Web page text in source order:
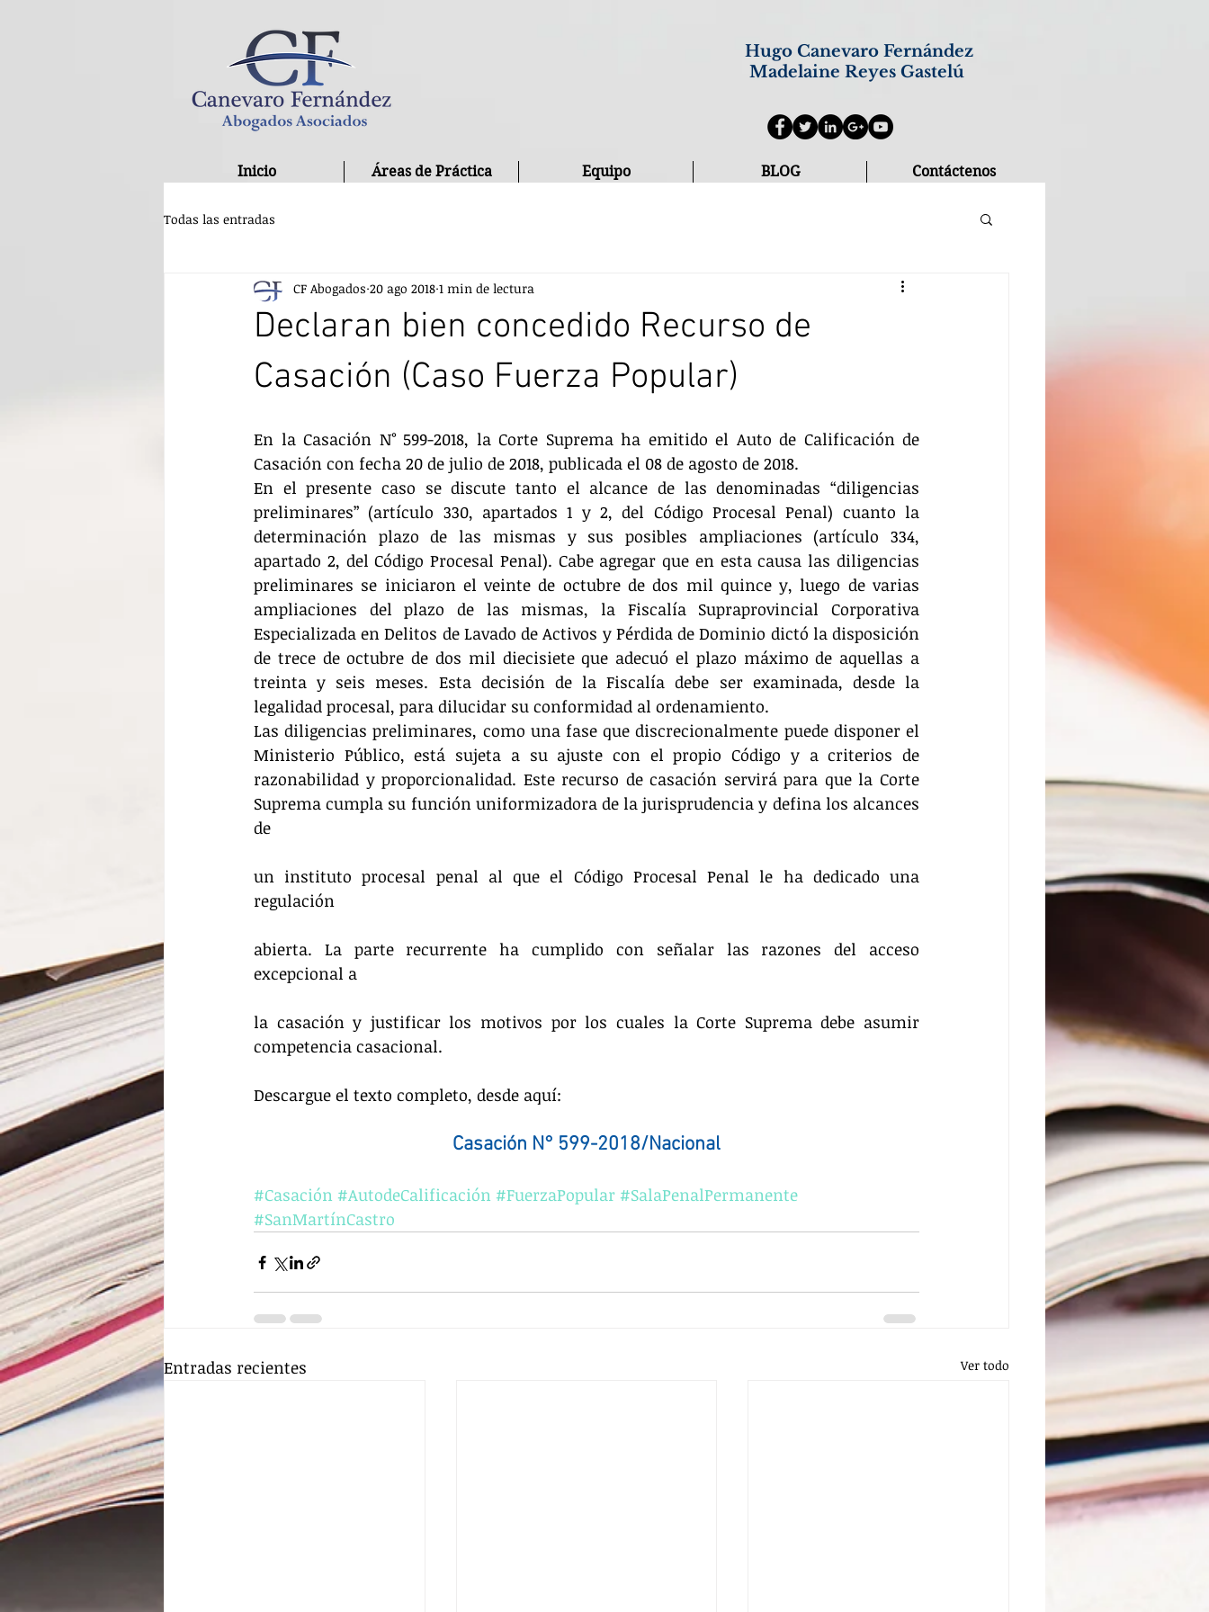
Hugo Canevaro Fernández
Madelaine Reyes Gastelú
Inicio Áreas de Práctica Equipo BLOG Contáctenos
Todas las entradas
Declaran bien concedido Recurso de
Casación (Caso Fuerza Popular)
CF Abogados 20 ago 2018 1 min de lectura
En la Casación N° 599-2018, la Corte Suprema ha emitido el Auto de Calificación de
Casación con fecha 20 de julio de 2018, publicada el 08 de agosto de 2018.
En el presente caso se discute tanto el alcance de las denominadas “diligencias
preliminares” (artículo 330, apartados 1 y 2, del Código Procesal Penal) cuanto la
determinación plazo de las mismas y sus posibles ampliaciones (artículo 334,
apartado 2, del Código Procesal Penal). Cabe agregar que en esta causa las diligencias
preliminares se iniciaron el veinte de octubre de dos mil quince y, luego de varias
ampliaciones del plazo de las mismas, la Fiscalía Supraprovincial Corporativa
Especializada en Delitos de Lavado de Activos y Pérdida de Dominio dictó la disposición
de trece de octubre de dos mil diecisiete que adecuó el plazo máximo de aquellas a
treinta y seis meses. Esta decisión de la Fiscalía debe ser examinada, desde la
legalidad procesal, para dilucidar su conformidad al ordenamiento.
Las diligencias preliminares, como una fase que discrecionalmente puede disponer el
Ministerio Público, está sujeta a su ajuste con el propio Código y a criterios de
razonabilidad y proporcionalidad. Este recurso de casación servirá para que la Corte
Suprema cumpla su función uniformizadora de la jurisprudencia y defina los alcances
de
un instituto procesal penal al que el Código Procesal Penal le ha dedicado una
regulación
abierta. La parte recurrente ha cumplido con señalar las razones del acceso
excepcional a
la casación y justificar los motivos por los cuales la Corte Suprema debe asumir
competencia casacional.
Descargue el texto completo, desde aquí:
Casación N° 599-2018/Nacional
#Casación #AutodeCalificación #FuerzaPopular #SalaPenalPermanente
#SanMartínCastro
Entradas recientes Ver todo